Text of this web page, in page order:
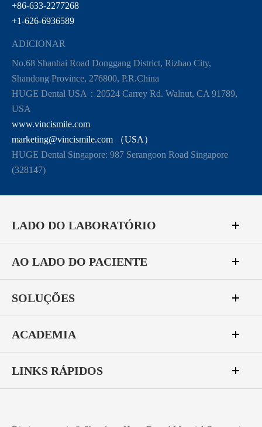
+86-633-2277268
+1-626-6936589
ADICIONAR
No.68 Shanhai Road Donggang District, Rizhao City,
Shandong Province, 276800, P.R.China
HUGE Dental USA：20524 Carrey Rd. Walnut, CA 91789,
USA
www.vincismile.com
marketing@vincismile.com （USA）
HUGE Dental Singapore: 987 Serangoon Road Singapore
(328147)
LADO DO LABORATÓRIO
AO LADO DO PACIENTE
SOLUÇÕES
ACADEMIA
LINKS RÁPIDOS